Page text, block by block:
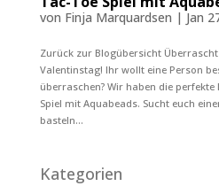
von Finja Marquardsen | Jan
Zurück zur Blogübersicht
Valentinstag! Ihr wollt eine Person
überraschen? Wir haben die perfekte
Spiel mit Aquabeads. Sucht euch
basteln...
Kategorien